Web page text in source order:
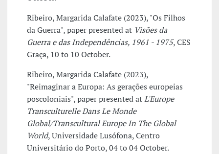
Ribeiro, Margarida Calafate (2023), "Os Filhos
da Guerra", paper presented at Visões da
Guerra e das Independências, 1961 - 1975, CES
Graça, 10 to 10 October.
Ribeiro, Margarida Calafate (2023),
"Reimaginar a Europa: As gerações europeias
poscoloniais", paper presented atL'Europe
Transculturelle Dans Le Monde
Global/Transcultural Europe In The Global
World, Universidade Lusófona, Centro
Universitário do Porto, 04 to 04 October.